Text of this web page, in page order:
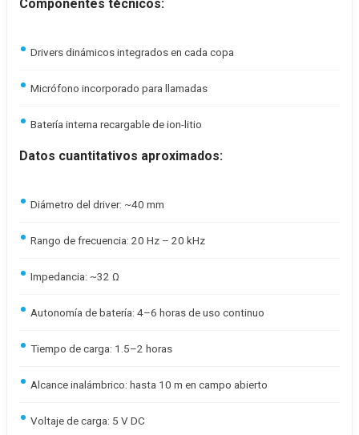
Componentes técnicos:
Drivers dinámicos integrados en cada copa
Micrófono incorporado para llamadas
Batería interna recargable de ion-litio
Datos cuantitativos aproximados:
Diámetro del driver: ~40 mm
Rango de frecuencia: 20 Hz – 20 kHz
Impedancia: ~32 Ω
Autonomía de batería: 4–6 horas de uso continuo
Tiempo de carga: 1.5–2 horas
Alcance inalámbrico: hasta 10 m en campo abierto
Voltaje de carga: 5 V DC